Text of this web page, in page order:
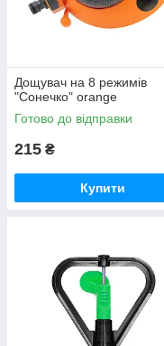
Дощувач на 8 режимів
"Сонечко" orange
Готово до відправки
215 ₴
Купити